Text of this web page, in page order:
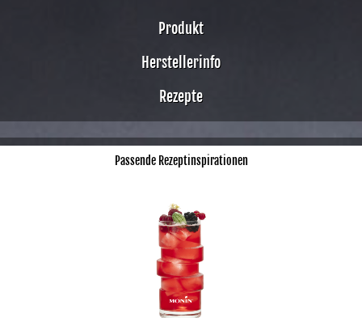
Produkt
Herstellerinfo
Rezepte
Passende Rezeptinspirationen